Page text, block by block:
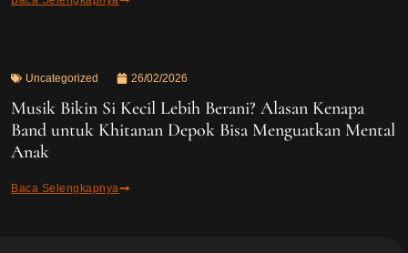
Uncategorized 26/02/2026
Musik Bikin Si Kecil Lebih Berani? Alasan Kenapa
Band untuk Khitanan Depok Bisa Menguatkan Mental
Anak
Baca Selengkapnya